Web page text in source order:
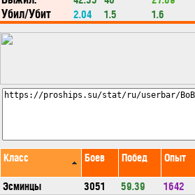
Убил/Убит 2.04 1.5 1.6
Класс Боев Побед Опыт
Эсминцы
3051 59.39 1642